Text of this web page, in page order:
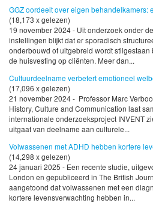
GGZ oordeelt over eigen behandelkamers:
(18,173 x gelezen)
19 november 2024 - Uit onderzoek onder
instellingen blijkt dat er sporadisch
onderbouwd of uitgebreid wordt
de huisvesting op cliënten. Meer dan...
Cultuurdeelname verbetert emotioneel
(17,096 x gelezen)
21 november 2024 - Professor Marc
History, Culture and Communication laat
internationale onderzoeksproject INVENT
uitgaat van deelname aan culturele...
Volwassenen met ADHD hebben kortere
(14,298 x gelezen)
24 januari 2025 - Een recente studie,
London en gepubliceerd in The British
aangetoond dat volwassenen met een
kortere levensverwachting hebben in...